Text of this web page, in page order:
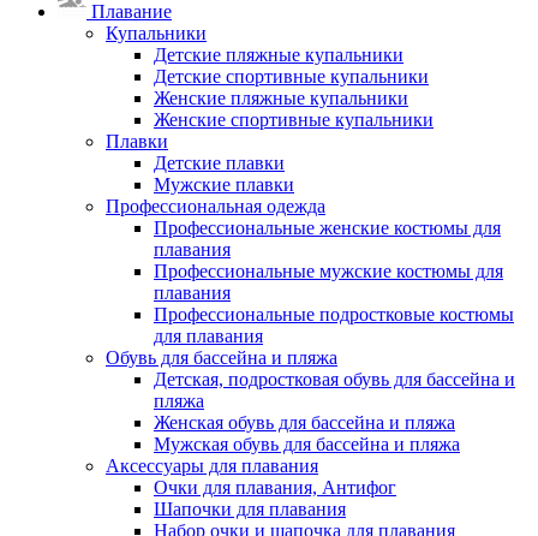
Плавание
Купальники
Детские пляжные купальники
Детские спортивные купальники
Женские пляжные купальники
Женские спортивные купальники
Плавки
Детские плавки
Мужские плавки
Профессиональная одежда
Профессиональные женские костюмы для
плавания
Профессиональные мужские костюмы для
плавания
Профессиональные подростковые костюмы
для плавания
Обувь для бассейна и пляжа
Детская, подростковая обувь для бассейна и
пляжа
Женская обувь для бассейна и пляжа
Мужская обувь для бассейна и пляжа
Аксессуары для плавания
Очки для плавания, Антифог
Шапочки для плавания
Набор очки и шапочка для плавания